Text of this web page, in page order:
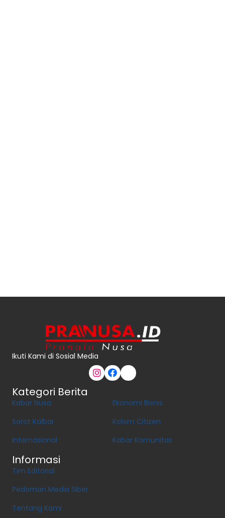
Ikuti Kami di Sosial Media
Kategori Berita
Kabar Nusa
Sorot Kalbar
Internasional
Ekonomi Bisnis
Kolom Citizen
Kabar Komunitas
Informasi
Tim Editorial
Pedoman Media Siber
Tentang Kami